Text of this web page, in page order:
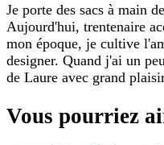
Je porte des sacs à main
Aujourd'hui, trentenaire
mon époque, je cultive
designer. Quand j'ai un
de Laure avec grand
Vous pourriez